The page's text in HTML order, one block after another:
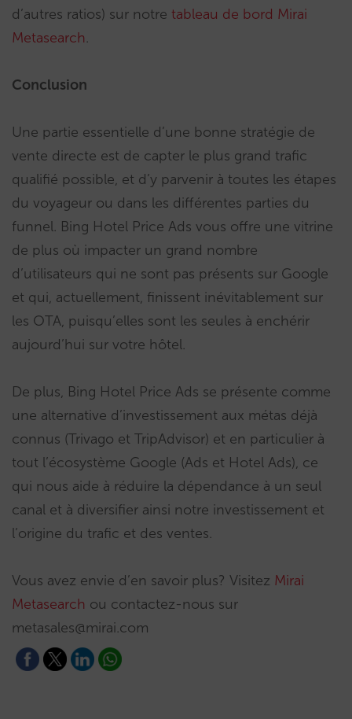
d’autres ratios) sur notre tableau de bord Mirai
Metasearch.
Conclusion
Une partie essentielle d’une bonne stratégie de
vente directe est de capter le plus grand trafic
qualifié possible, et d’y parvenir à toutes les étapes
du voyageur ou dans les différentes parties du
funnel. Bing Hotel Price Ads vous offre une vitrine
de plus où impacter un grand nombre
d’utilisateurs qui ne sont pas présents sur Google
et qui, actuellement, finissent inévitablement sur
les OTA, puisqu’elles sont les seules à enchérir
aujourd’hui sur votre hôtel.
De plus, Bing Hotel Price Ads se présente comme
une alternative d’investissement aux métas déjà
connus (Trivago et TripAdvisor) et en particulier à
tout l’écosystème Google (Ads et Hotel Ads), ce
qui nous aide à réduire la dépendance à un seul
canal et à diversifier ainsi notre investissement et
l’origine du trafic et des ventes.
Vous avez envie d’en savoir plus? Visitez Mirai
Metasearch ou contactez-nous sur
metasales@mirai.com